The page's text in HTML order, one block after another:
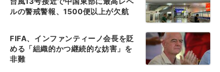
ルの警戒警報、1500便以上が欠航
FIFA、インファンティーノ会長を貶
める「組織的かつ継続的な妨害」を
非難